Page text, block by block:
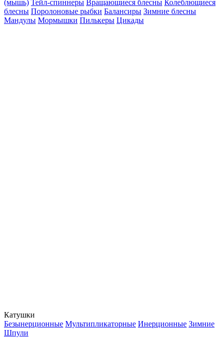
(мышь) Тейл-спиннеры Вращающиеся блесны Колеблющиеся
блесны Поролоновые рыбки Балансиры Зимние блесны
Мандулы Мормышки Пилькеры Цикады
Катушки
Безынерционные Мультипликаторные Инерционные Зимние
Шпули